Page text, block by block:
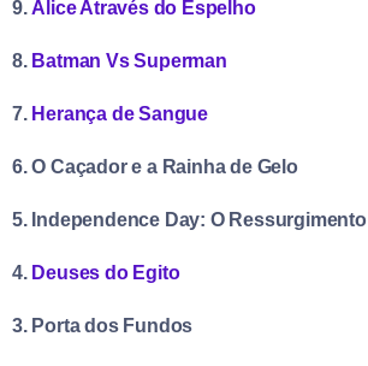
9.Alice Através do Espelho
8. Batman Vs Superman
7. Herança de Sangue
6. O Caçador e a Rainha de Gelo
5. Independence Day: O Ressurgimento
4. Deuses do Egito
3. Porta dos Fundos